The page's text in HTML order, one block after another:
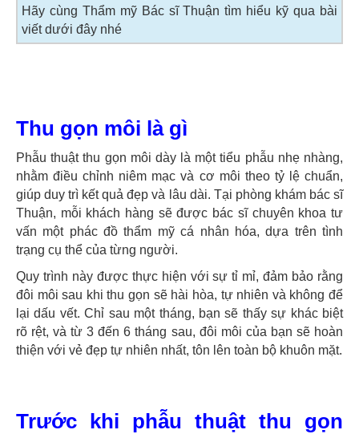
Hãy cùng Thẩm mỹ Bác sĩ Thuận tìm hiểu kỹ qua bài
viết dưới đây nhé
Thu gọn môi là gì
Phẫu thuật thu gọn môi dày là một tiểu phẫu nhẹ nhàng,
nhằm điều chỉnh niêm mạc và cơ môi theo tỷ lệ chuẩn,
giúp duy trì kết quả đẹp và lâu dài. Tại phòng khám bác sĩ
Thuận, mỗi khách hàng sẽ được bác sĩ chuyên khoa tư
vấn một phác đồ thẩm mỹ cá nhân hóa, dựa trên tình
trạng cụ thể của từng người.
Quy trình này được thực hiện với sự tỉ mỉ, đảm bảo rằng
đôi môi sau khi thu gọn sẽ hài hòa, tự nhiên và không để
lại dấu vết. Chỉ sau một tháng, bạn sẽ thấy sự khác biệt
rõ rệt, và từ 3 đến 6 tháng sau, đôi môi của bạn sẽ hoàn
thiện với vẻ đẹp tự nhiên nhất, tôn lên toàn bộ khuôn mặt.
Trước khi phẫu thuật thu gọn